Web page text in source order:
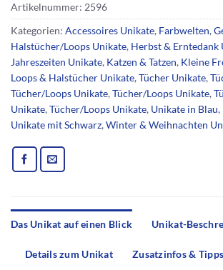
Artikelnummer: 2596
Kategorien: Accessoires Unikate, Farbwelten,
Halstücher/Loops Unikate, Herbst & Erntedank
Jahreszeiten Unikate, Katzen & Tatzen, Kleine
Loops & Halstücher Unikate,Tücher Unikate,
Tücher/Loops Unikate,Tücher/Loops Unikate,
Unikate,Tücher/Loops Unikate, Unikate in Blau,
Unikate mit Schwarz,Winter & Weihnachten
Das Unikat auf einen Blick Unikat-
Details zum Unikat Zusatzinfos & Tipps